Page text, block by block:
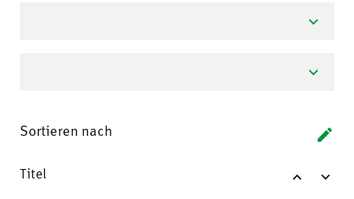
Sortieren nach
Titel